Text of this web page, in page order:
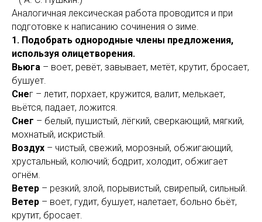
Аналогичная лексическая работа проводится и при
подготовке к написанию сочинения о зиме.
1. Подобрать однородные члены предложения,
используя олицетворения.
Вьюга – воет, ревёт, завывает, метёт, крутит, бросает,
бушует.
Снег – летит, порхает, кружится, валит, мелькает,
вьётся, падает, ложится.
Снег – белый, пушистый, лёгкий, сверкающий, мягкий,
мохнатый, искристый.
Воздух – чистый, свежий, морозный, обжигающий,
хрустальный, колючий; бодрит, холодит, обжигает
огнём.
Ветер – резкий, злой, порывистый, свирепый, сильный.
Ветер – воет, гудит, бушует, налетает, больно бьёт,
крутит, бросает.